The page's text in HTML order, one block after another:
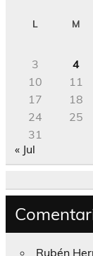
L M
3
4
10
11
17
18
24
25
31
« Jul
Rubén